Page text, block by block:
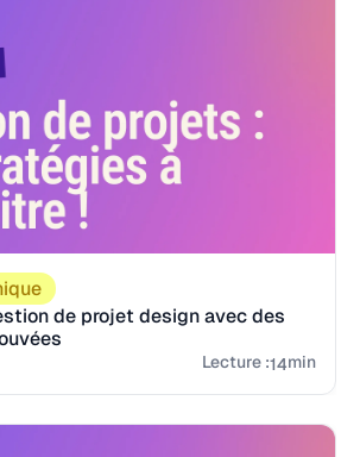
de projet design avec des
Lecture :14min